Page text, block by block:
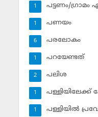
പട്ടണം/
1
പണയം
1
പരലോകം
6
പറയേണ്ടത്
1
പലിശ
2
1
പള്ളിയില്‍
1